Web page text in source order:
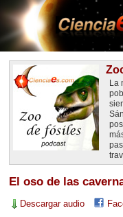
El oso de las
Descargar audio